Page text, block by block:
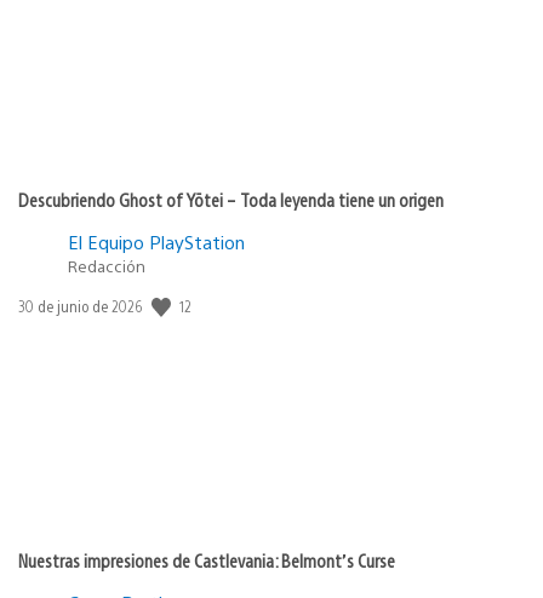
Descubriendo Ghost of Yōtei – Toda leyenda tiene un origen
El Equipo PlayStation
Redacción
Fecha
30 de junio de 2026 12
Nuestras impresiones de Castlevania: Belmont’s Curse